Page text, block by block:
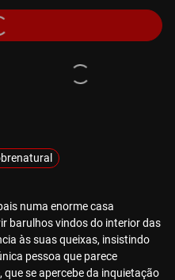
numa enorme casa
barulhos vindos do interior das
às suas queixas, insistindo
pessoa que parece
se apercebe da inquietação